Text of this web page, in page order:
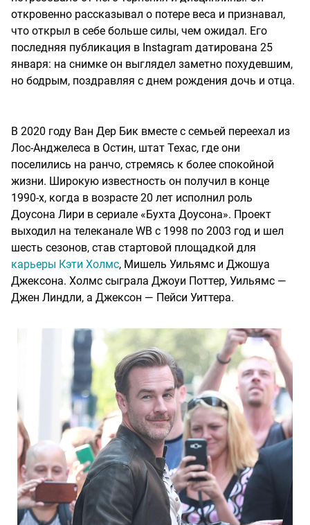
откровенно рассказывал о потере веса и признавал,
что открыл в себе больше силы, чем ожидал. Его
последняя публикация в Instagram датирована 25
января: на снимке он выглядел заметно похудевшим,
но бодрым, поздравляя с днем рождения дочь и отца.
В 2020 году Ван Дер Бик вместе с семьей переехал из
Лос-Анджелеса в Остин, штат Техас, где они
поселились на ранчо, стремясь к более спокойной
жизни. Широкую известность он получил в конце
1990-х, когда в возрасте 20 лет исполнил роль
Доусона Лири в сериале «Бухта Доусона». Проект
выходил на телеканале WB с 1998 по 2003 год и шел
шесть сезонов, став стартовой площадкой для
карьеры Кэти Холмс, Мишель Уильямс и Джошуа
Джексона. Холмс сыграла Джоуи Поттер, Уильямс —
Джен Линдли, а Джексон — Пейси Уиттера.